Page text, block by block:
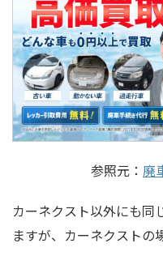
参照元： 廃
カーネクスト以外にも同
ますが、カーネクストの